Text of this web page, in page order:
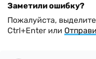
Заметили ошибку?
Пожалуйста,
Ctrl+Enter или